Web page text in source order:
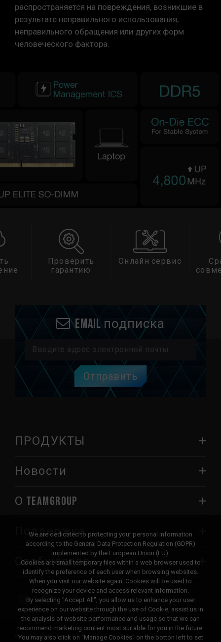
распространяется на повреждения, возникшие в
результате неправильного использования,
неправильного обращения или других форм
человеческого фактора.
Проверить
гарантию
Онлайн сервис
Email подписка
Отправить
ПРОДУКТЫ
Новости
О TEAMGROUP
Поддержка
Сообщество
© 2026 Team Group Inc. All Rights Reserved.
We are dedicated to protecting your personal information
according to the General Data Protection Regulation (GDPR)
implemented by the European Union (EU).
Cookies are small temporary files within a web browser used to
identify the preference of each user when browsing websites.
When you visit our website again, Cookies will be used to
recognize your device and access relevant information.
By selecting "Accept All", you allow us to enhance your user
experience on our website through the use of Cookie, assist us in
the analysis of website performance and usage so that we can
recommend marketing content most suitable for you in the future.
You may also click on "Manage Cookies" on the botton left to set